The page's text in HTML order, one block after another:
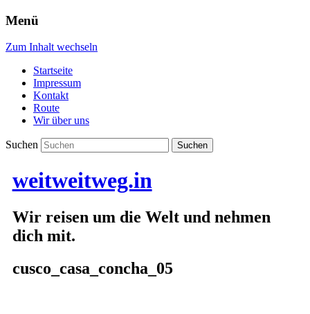
Menü
Zum Inhalt wechseln
Startseite
Impressum
Kontakt
Route
Wir über uns
Suchen
weitweitweg.in
Wir reisen um die Welt und nehmen
dich mit.
cusco_casa_concha_05